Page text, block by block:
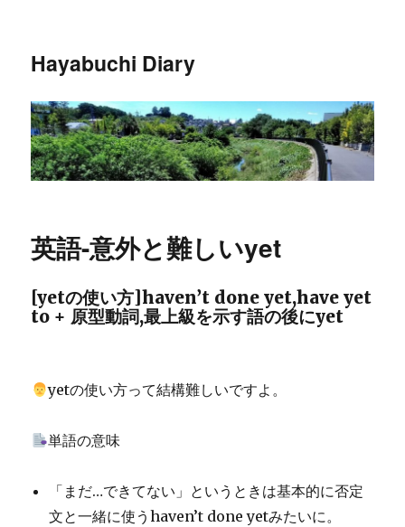
Hayabuchi Diary
英語-意外と難しいyet
[yetの使い方]haven’t done yet,have yet
to + 原型動詞,最上級を示す語の後にyet
yetの使い方って結構難しいですよ。
単語の意味
「まだ…できてない」というときは基本的に否定
文と一緒に使うhaven’t done yetみたいに。